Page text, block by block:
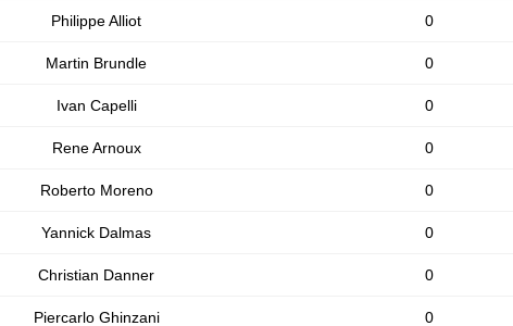
Philippe Alliot 0
Martin Brundle 0
Ivan Capelli 0
Rene Arnoux 0
Roberto Moreno 0
Yannick Dalmas 0
Christian Danner 0
Piercarlo Ghinzani 0